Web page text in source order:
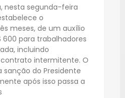
nesta segunda-feira
o
meses, de um auxílio
600 para trabalhadores
incluindo
intermitente. O
sanção do Presidente
após isso passa a